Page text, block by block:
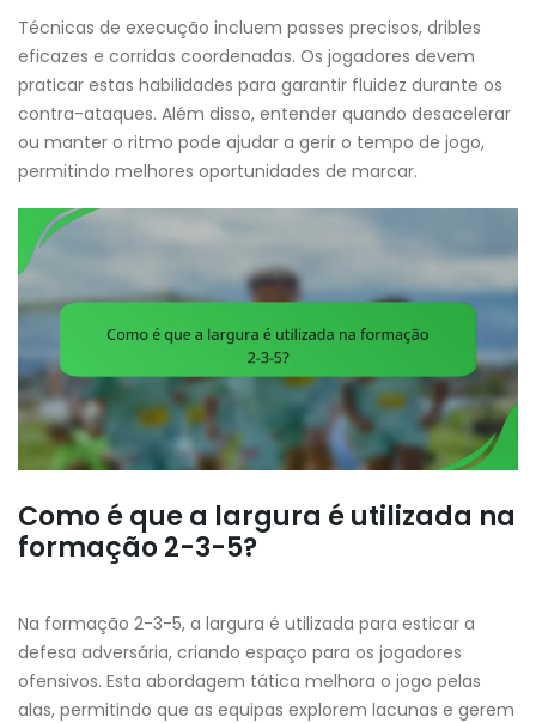
Técnicas de execução incluem passes precisos, dribles
eficazes e corridas coordenadas. Os jogadores devem
praticar estas habilidades para garantir fluidez durante os
contra-ataques. Além disso, entender quando desacelerar
ou manter o ritmo pode ajudar a gerir o tempo de jogo,
permitindo melhores oportunidades de marcar.
Como é que a largura é utilizada na
formação 2-3-5?
Na formação 2-3-5, a largura é utilizada para esticar a
defesa adversária, criando espaço para os jogadores
ofensivos. Esta abordagem tática melhora o jogo pelas
alas, permitindo que as equipas explorem lacunas e gerem